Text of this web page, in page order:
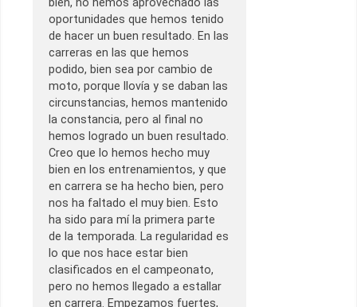
bien, no hemos aprovechado las
oportunidades que hemos tenido
de hacer un buen resultado. En las
carreras en las que hemos
podido, bien sea por cambio de
moto, porque llovía y se daban las
circunstancias, hemos mantenido
la constancia, pero al final no
hemos logrado un buen resultado.
Creo que lo hemos hecho muy
bien en los entrenamientos, y que
en carrera se ha hecho bien, pero
nos ha faltado el muy bien. Esto
ha sido para mí la primera parte
de la temporada. La regularidad es
lo que nos hace estar bien
clasificados en el campeonato,
pero no hemos llegado a estallar
en carrera. Empezamos fuertes,